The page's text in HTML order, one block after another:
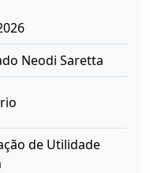
Neodi Saretta
de Utilidade